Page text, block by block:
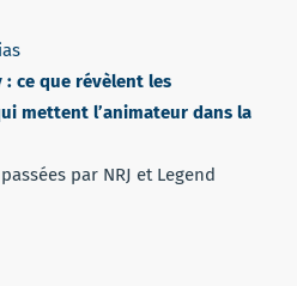
: ce que révèlent les
mettent l’animateur dans la
par NRJ et Legend